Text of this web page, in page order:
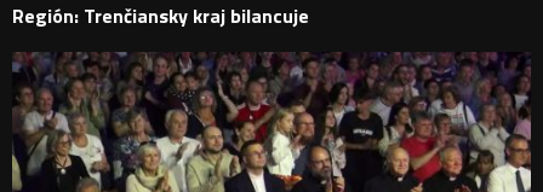
Región: Trenčiansky kraj bilancuje